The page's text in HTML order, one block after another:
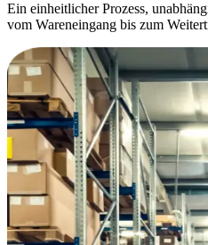
Ein einheitlicher Prozess,
vom Wareneingang bis zum